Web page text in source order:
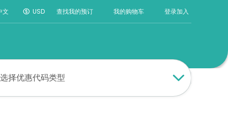
文 USD 查找我的预订 我的购物车 登录加入
选择优惠代码类型